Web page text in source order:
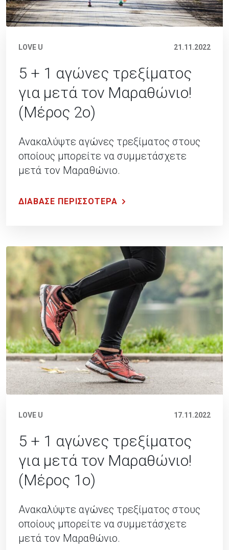
LOVE U 21.11.2022
5 + 1 αγώνες τρεξίματος
για μετά τον Μαραθώνιο!
(Μέρος 2ο)
Ανακαλύψτε αγώνες τρεξίματος στους
οποίους μπορείτε να συμμετάσχετε
μετά τον Μαραθώνιο.
ΔΙΑΒΑΣΕ ΠΕΡΙΣΣΟΤΕΡΑ
LOVE U 17.11.2022
5 + 1 αγώνες τρεξίματος
για μετά τον Μαραθώνιο!
(Μέρος 1ο)
Ανακαλύψτε αγώνες τρεξίματος στους
οποίους μπορείτε να συμμετάσχετε
μετά τον Μαραθώνιο.